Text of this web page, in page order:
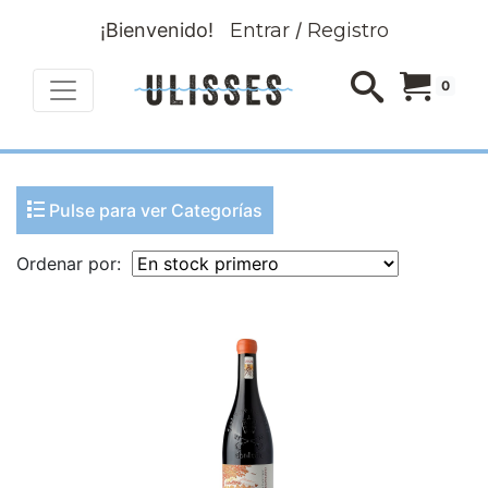
¡Bienvenido! Entrar/ Registro
0
Pulse para ver Categorías
Ordenar por: